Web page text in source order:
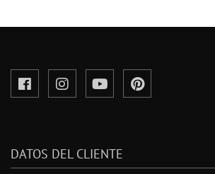
DATOS DEL CLIENTE